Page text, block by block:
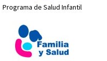
Programa de Salud Infantil